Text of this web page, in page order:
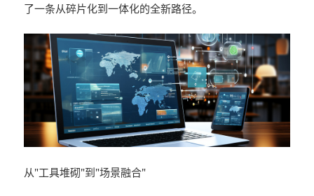
了一条从碎片化到一体化的全新路径。
从"工具堆砌"到"场景融合"